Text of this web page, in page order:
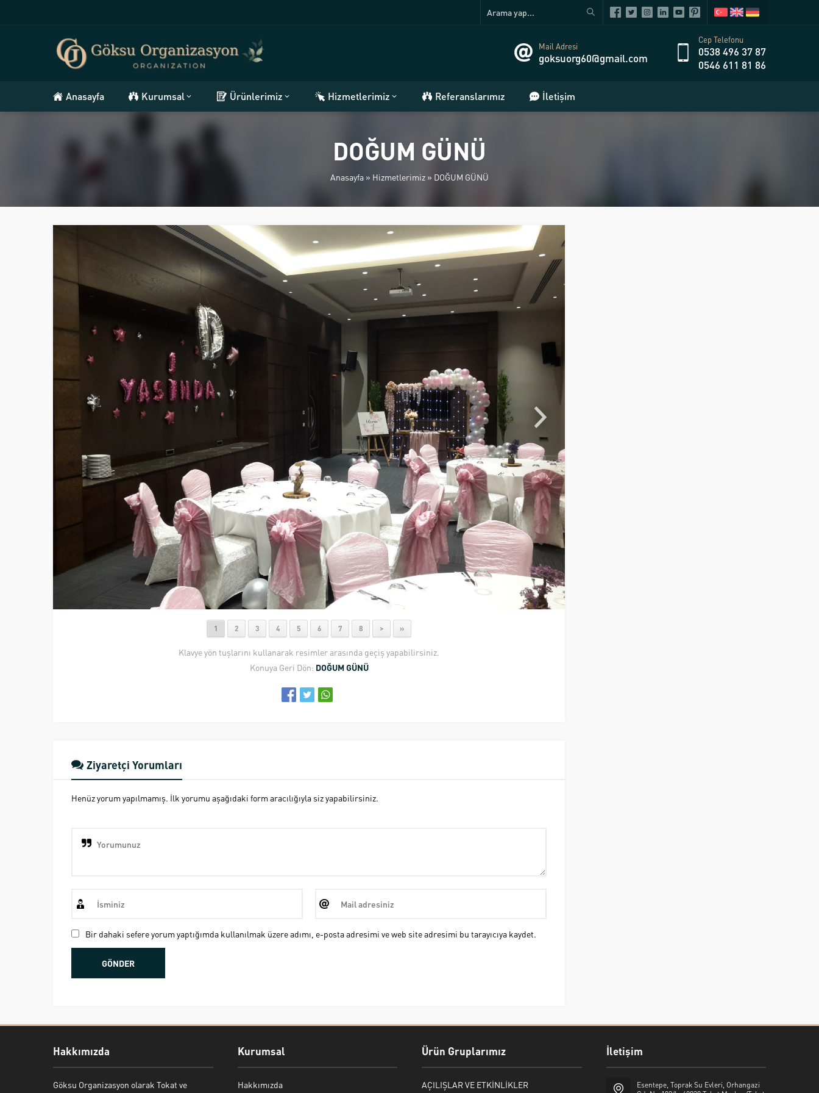
Mail Adresi
goksuorg60@gmail.com
Cep Telefonu
0538 496 37 87
0546 611 81 86
Anasayfa Kurumsal Ürünlerimiz Hizmetlerimiz Referanslarımız İletişim
DOĞUM GÜNÜ
Anasayfa » Hizmetlerimiz » DOĞUM GÜNÜ
1 2 3 4 5 6 7 8 > »
Klavye yön tuşlarını kullanarak resimler arasında geçiş yapabilirsiniz.
Konuya Geri Dön: DOĞUM GÜNÜ
Ziyaretçi Yorumları
Henüz yorum yapılmamış. İlk yorumu aşağıdaki form aracılığıyla siz yapabilirsiniz.
Bir dahaki sefere yorum yaptığımda kullanılmak üzere adımı, e-posta adresimi ve web site adresimi bu tarayıcıya kaydet.
Hakkımızda
Göksu Organizasyon olarak Tokat ve
Kurumsal
Hakkımızda
Ürün Gruplarımız
AÇILIŞLAR VE ETKİNLİKLER
İletişim
Esentepe, Toprak Su Evleri, Orhangazi
Bekir Kiper